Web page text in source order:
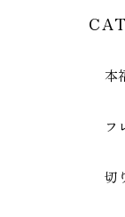
本
フ
切